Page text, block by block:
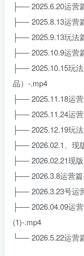
├── 2025.6.20运营
├── 2025.8.13运营
├── 2025.9.13玩法
├── 2025.10.9运营
├── 2025.10.15玩
品）-.mp4
├── 2025.11.18运
├── 2025.11.24运
├── 2025.12.19玩
├── 2026.02.1、现
├── 2026.02.21现
├── 2026.3.8运营
├── 2026.3.23号运
├── 2026.04.09运
(1)-.mp4
└── 2026.5.22运营